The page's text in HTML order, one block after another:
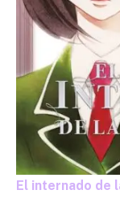
El internado de